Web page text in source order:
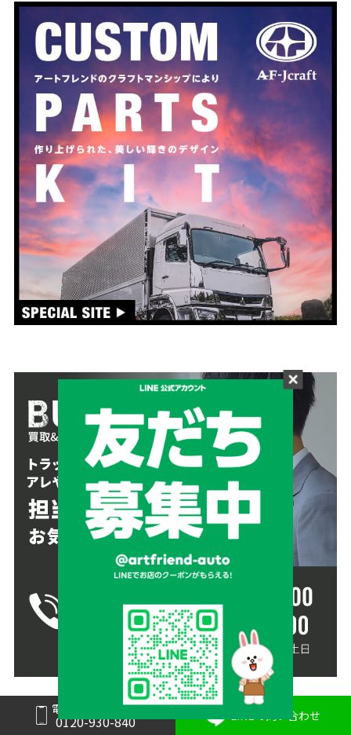
電話で問い合わせ
0120-930-840 LINEで問い合わせ